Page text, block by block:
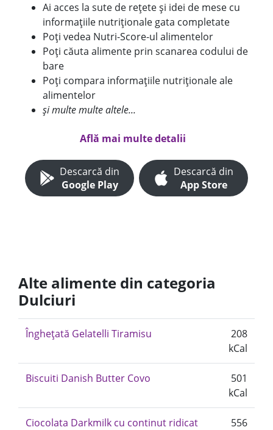
Ai acces la sute de rețete și idei de mese cu
informațiile nutriționale gata completate
Poți vedea Nutri-Score-ul alimentelor
Poți căuta alimente prin scanarea codului de
bare
Poți compara informațiile nutriționale ale
alimentelor
și multe multe altele...
Află mai multe detalii
Descarcă din
Google Play
Descarcă din
App Store
Alte alimente din categoria
Dulciuri
Înghețată Gelatelli Tiramisu
208
kCal
Biscuiti Danish Butter Covo
501
kCal
Ciocolata Darkmilk cu continut ridicat
556